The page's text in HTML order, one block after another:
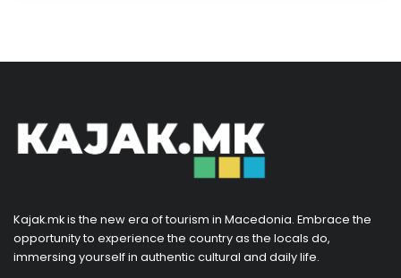
Kajak.mk is the new era of tourism in Macedonia. Embrace the
opportunity to experience the country as the locals do,
immersing yourself in authentic cultural and daily life.